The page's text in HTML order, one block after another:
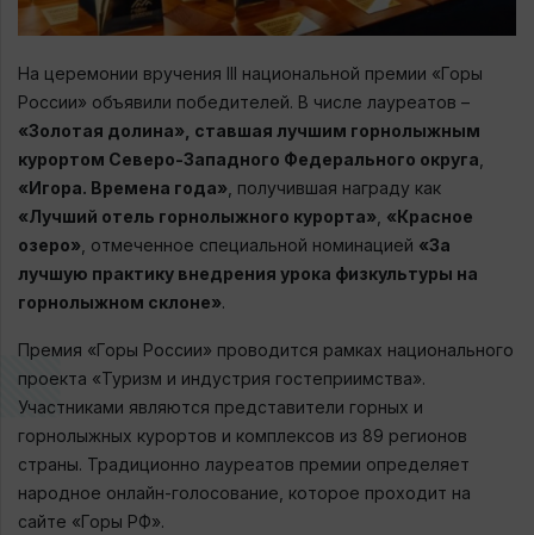
На церемонии вручения III национальной премии «Горы
России» объявили победителей. В числе лауреатов –
«Золотая долина», ставшая лучшим горнолыжным
курортом Северо-Западного Федерального округа
«Игора. Времена года» , получившая награду как
«Лучший отель горнолыжного курорта» «Красное
озеро» , отмеченное специальной номинацией «За
лучшую практику внедрения урока физкультуры на
горнолыжном склоне».
Премия «Горы России» проводится рамках национального
проекта «Туризм и индустрия гостеприимства».
Участниками являются представители горных и
горнолыжных курортов и комплексов из 89 регионов
страны. Традиционно лауреатов премии определяет
народное онлайн-голосование, которое проходит на
сайте «Горы РФ».